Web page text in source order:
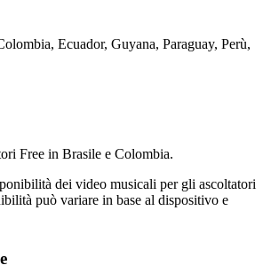
Ecuador, Guyana, Paraguay, Perù,
Free in Brasile e Colombia.
dei video musicali per gli ascoltatori
può variare in base al dispositivo e